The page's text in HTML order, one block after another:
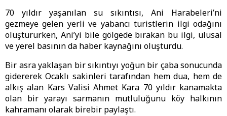
70 yıldır yaşanılan su sıkıntısı, Ani Harabeleri’ni
gezmeye gelen yerli ve yabancı turistlerin ilgi odağını
oluştururken, Ani’yi bile gölgede bırakan bu ilgi, ulusal
ve yerel basının da haber kaynağını oluşturdu.
Bir asra yaklaşan bir sıkıntıyı yoğun bir çaba sonucunda
gidererek Ocaklı sakinleri tarafından hem dua, hem de
alkış alan Kars Valisi Ahmet Kara 70 yıldır kanamakta
olan bir yarayı sarmanın mutluluğunu köy halkının
kahramanı olarak birebir paylaştı.